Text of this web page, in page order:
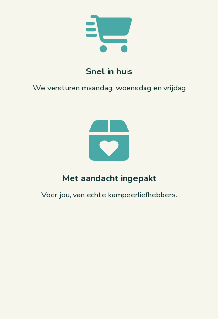
Snel in huis
We versturen maandag, woensdag en vrijdag
Met aandacht ingepakt
Voor jou, van echte kampeerliefhebbers.